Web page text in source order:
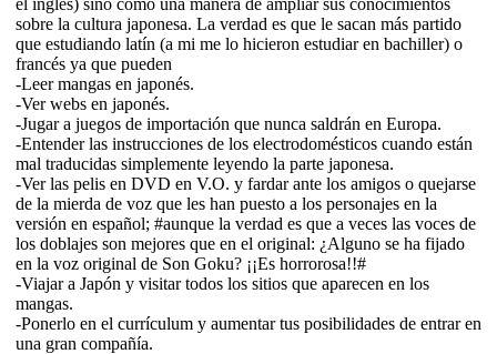
sobre la cultura japonesa. La verdad es que le sacan más partido
que estudiando latín (a mi me lo hicieron estudiar en bachiller) o
francés ya que pueden
-Leer mangas en japonés.
-Ver webs en japonés.
-Jugar a juegos de importación que nunca saldrán en Europa.
-Entender las instrucciones de los electrodomésticos cuando están
mal traducidas simplemente leyendo la parte japonesa.
-Ver las pelis en DVD en V.O. y fardar ante los amigos o quejarse
de la mierda de voz que les han puesto a los personajes en la
versión en español; #aunque la verdad es que a veces las voces de
los doblajes son mejores que en el original: ¿Alguno se ha fijado
en la voz original de Son Goku? ¡¡Es horrorosa!!#
-Viajar a Japón y visitar todos los sitios que aparecen en los
mangas.
-Ponerlo en el currículum y aumentar tus posibilidades de entrar en
una gran compañía.